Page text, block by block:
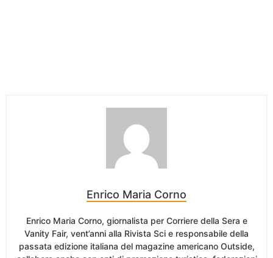
Enrico Maria Corno
Enrico Maria Corno, giornalista per Corriere della Sera e
Vanity Fair, vent’anni alla Rivista Sci e responsabile della
passata edizione italiana del magazine americano Outside,